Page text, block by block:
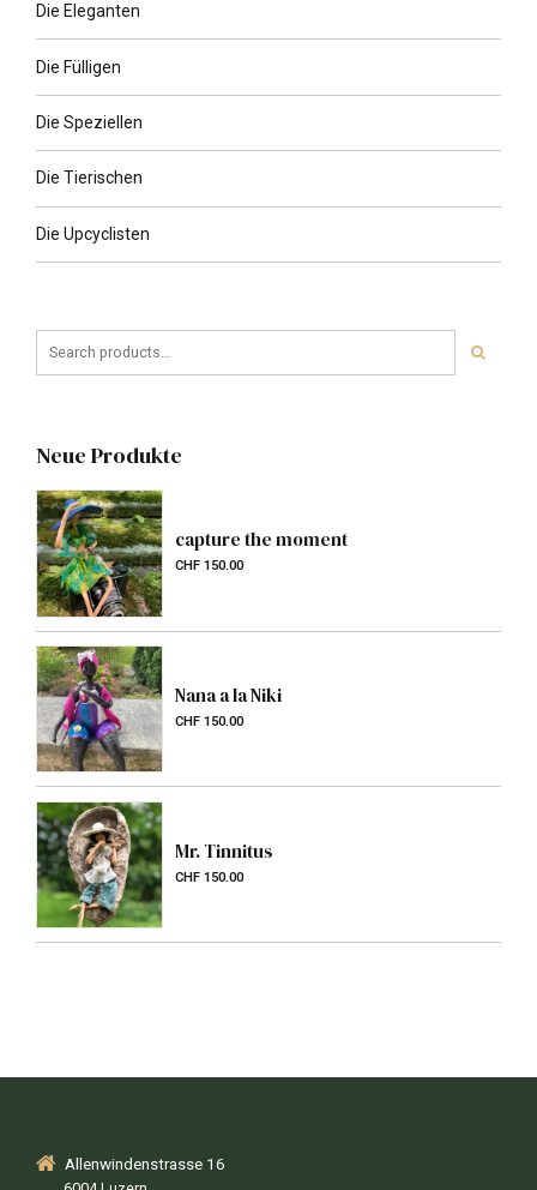
Die Eleganten
Die Fülligen
Die Speziellen
Die Tierischen
Die Upcyclisten
Neue Produkte
capture the moment
CHF 150.00
Nana a la Niki
CHF 150.00
Mr. Tinnitus
CHF 150.00
Allenwindenstrasse 16